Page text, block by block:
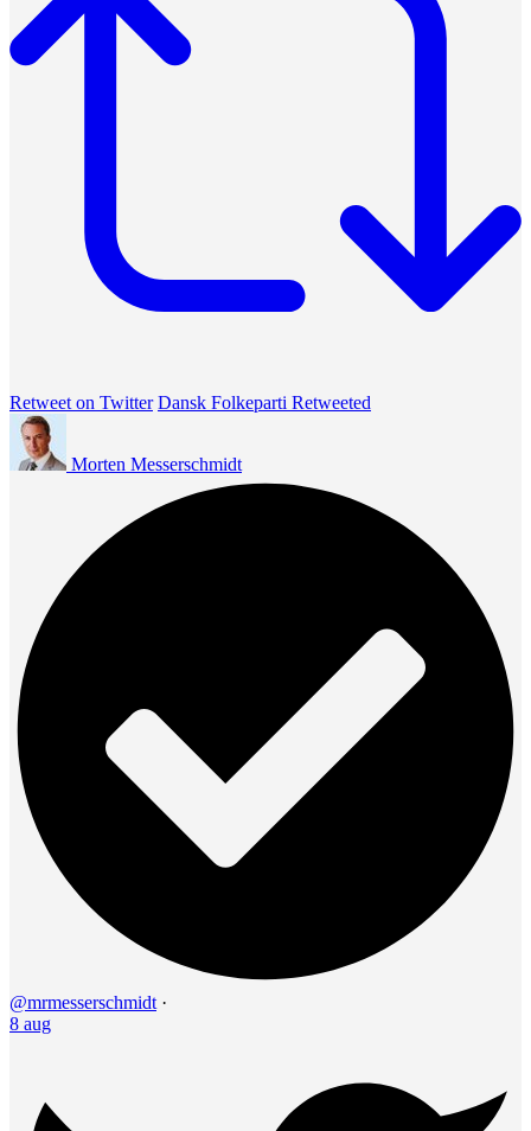
Retweet on Twitter Dansk Folkeparti Retweeted
Morten Messerschmidt
@mrmesserschmidt ·
8 aug